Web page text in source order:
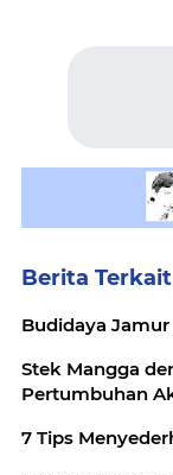
Berita Terkait
Budidaya
Stek Mangga
Pertumbuhan
7 Tips